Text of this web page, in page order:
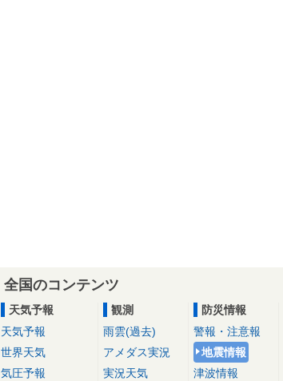
全国のコンテンツ
天気予報
天気予報
世界天気
気圧予報
観測
雨雲(過去)
アメダス実況
実況天気
防災情報
警報・注意報
地震情報
津波情報